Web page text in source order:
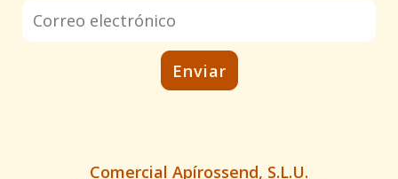
Comercial Apírossend, S.L.U.